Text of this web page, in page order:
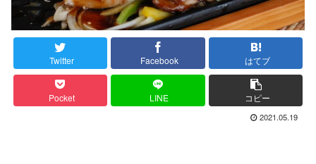
Twitter Facebook はてブ
Pocket LINE コピー
2021.05.19